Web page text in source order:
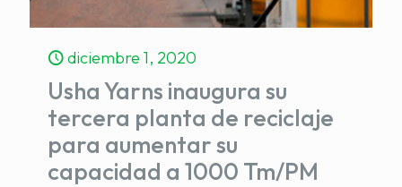
diciembre 1, 2020
Usha Yarns inaugura su
tercera planta de reciclaje
para aumentar su
capacidad a 1000 Tm/PM